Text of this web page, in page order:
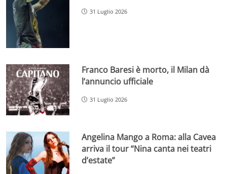
31 Luglio 2026
Franco Baresi è morto, il Milan dà
l’annuncio ufficiale
31 Luglio 2026
Angelina Mango a Roma: alla Cavea
arriva il tour “Nina canta nei teatri
d’estate”